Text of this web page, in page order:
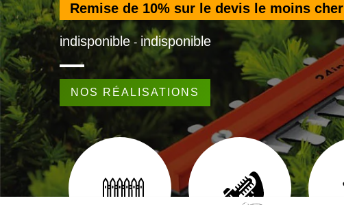
Remise de 10% sur le devis le moins cher
indisponible - indisponible
NOS RÉALISATIONS